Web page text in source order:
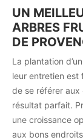
UN
ARBRES
DE
La plantation
leur entretien est
de se référer aux
résultat parfait.
une croissance
aux bons